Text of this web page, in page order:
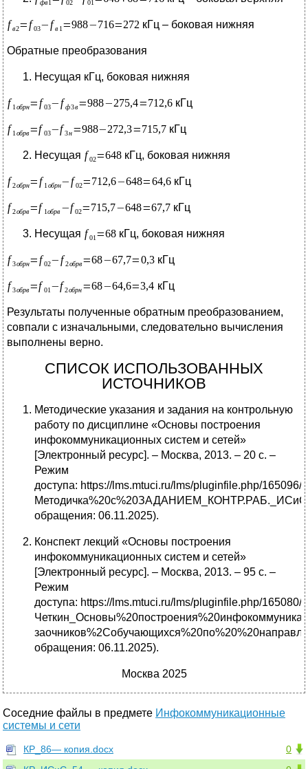
кГц – боковая нижняя
Обратные преобразования
Несущая кГц, боковая нижняя
кГц
кГц
Несущая кГц, боковая нижняя
кГц
кГц
Несущая кГц, боковая нижняя
кГц
кГц
Результаты полученные обратным преобразованием,
совпали с изначальными, следовательно вычисления
выполнены верно.
СПИСОК ИСПОЛЬЗОВАННЫХ
ИСТОЧНИКОВ
Методические указания и задания на контрольную
работу по дисциплине «Основы построения
инфокоммуникационных систем и сетей»
[Электронный ресурс]. – Москва, 2013. – 20 с. –
Режим
доступа: https://lms.mtuci.ru/lms/pluginfile.php/165096/
обращения: 06.11.2025).
Конспект лекций «Основы построения
инфокоммуникационных систем и сетей»
[Электронный ресурс]. – Москва, 2013. – 95 с. –
Режим
доступа: https://lms.mtuci.ru/lms/pluginfile.php/165080/
обращения: 06.11.2025).
Москва 2025
Соседние файлы в предмете Инфокоммуникационные
системы и сети
0
КР_86— копия.docx